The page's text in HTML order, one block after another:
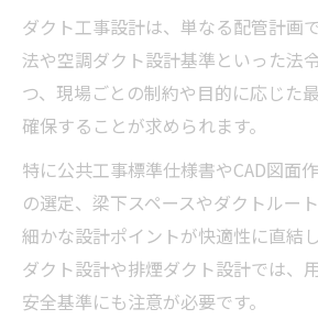
ダクト工事設計は、単なる配管計画
法や空調ダクト設計基準といった法
つ、現場ごとの制約や目的に応じた
確保することが求められます。
特に公共工事標準仕様書やCAD図面
の選定、梁下スペースやダクトルー
細かな設計ポイントが快適性に直結
ダクト設計や排煙ダクト設計では、
安全基準にも注意が必要です。